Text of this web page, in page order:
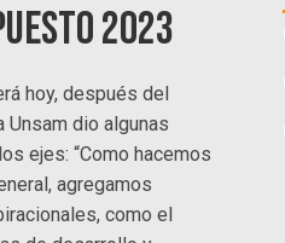
2023
hoy, después del
Unsam dio algunas
ejes: “Como hacemos
agregamos
como el